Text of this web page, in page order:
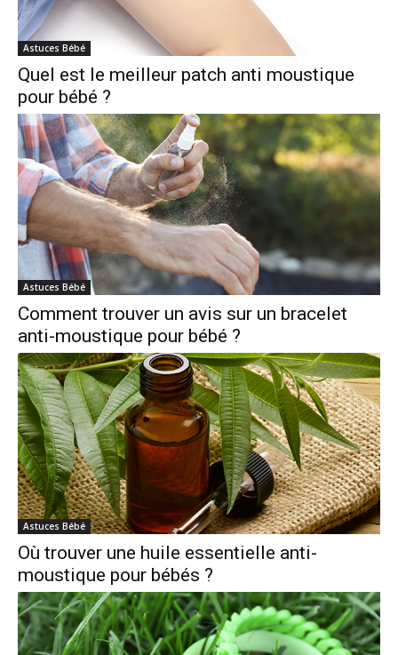
Astuces Bébé
Quel est le meilleur patch anti moustique
pour bébé ?
Astuces Bébé
Comment trouver un avis sur un bracelet
anti-moustique pour bébé ?
Astuces Bébé
Où trouver une huile essentielle anti-
moustique pour bébés ?